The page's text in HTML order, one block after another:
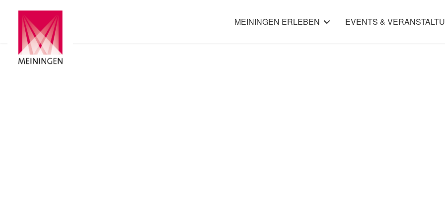
MEININGEN ERLEBEN EVENTS &